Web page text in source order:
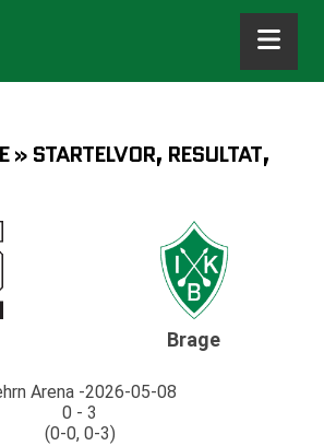
» STARTELVOR, RESULTAT,
Arena 2026-05-08
0 - 3
(0-0, 0-3)
Brage